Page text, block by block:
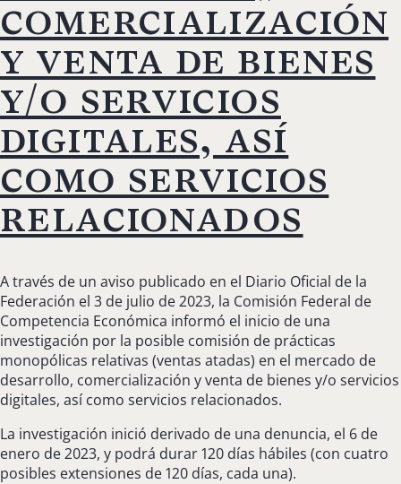
comercialización
y venta de bienes
y/o servicios
digitales, así
como servicios
relacionados
A través de un aviso publicado en el Diario Oficial de la
Federación el 3 de julio de 2023, la Comisión Federal de
Competencia Económica informó el inicio de una
investigación por la posible comisión de prácticas
monopólicas relativas (ventas atadas) en el mercado de
desarrollo, comercialización y venta de bienes y/o servicios
digitales, así como servicios relacionados.
La investigación inició derivado de una denuncia, el 6 de
enero de 2023, y podrá durar 120 días hábiles (con cuatro
posibles extensiones de 120 días, cada una).